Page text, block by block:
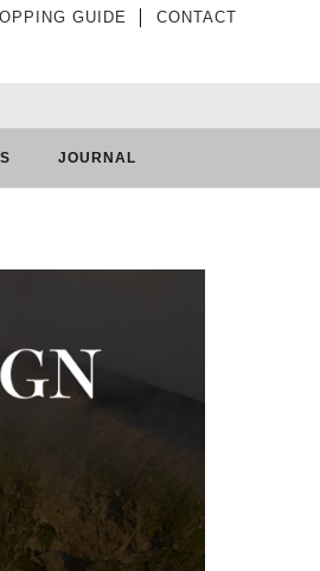
GUIDE CONTACT
JOURNAL